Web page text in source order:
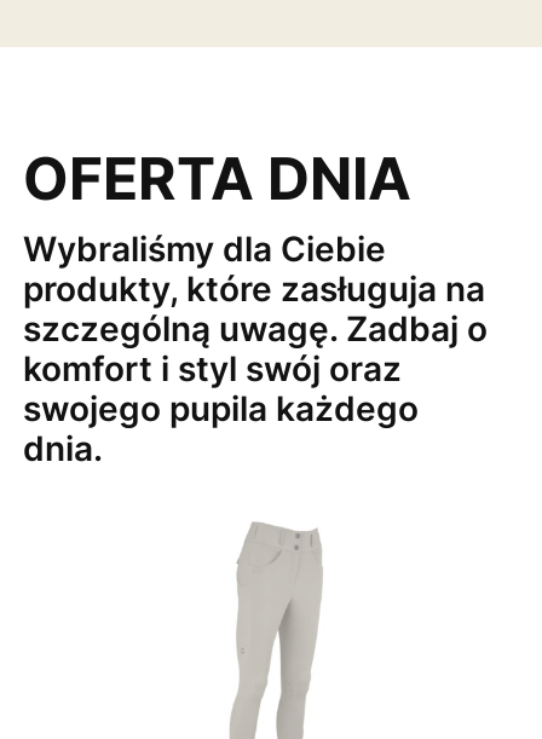
OFERTA DNIA
Wybraliśmy dla Ciebie
produkty, które zasługuja na
szczególną uwagę. Zadbaj o
komfort i styl swój oraz
swojego pupila każdego
dnia.